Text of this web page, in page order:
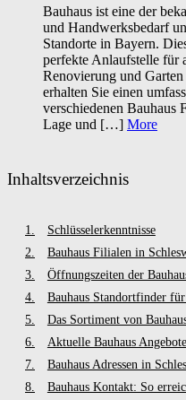
Bauhaus ist eine der
und Handwerksbedarf
Standorte in Bayern.
perfekte Anlaufstelle für
Renovierung und
erhalten Sie einen
verschiedenen Bauhaus
Lage und […] More
Inhaltsverzeichnis
Schlüsselerkenntnisse
Bauhaus Filialen in
Öffnungszeiten der
Bauhaus Standortfinder
Das Sortiment von
Aktuelle Bauhaus Angebote
Bauhaus Adressen in
Bauhaus Kontakt: So